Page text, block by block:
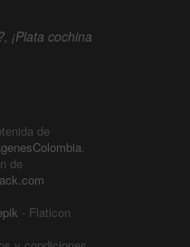
¡Plata cochina
de
.
de
- Flaticon